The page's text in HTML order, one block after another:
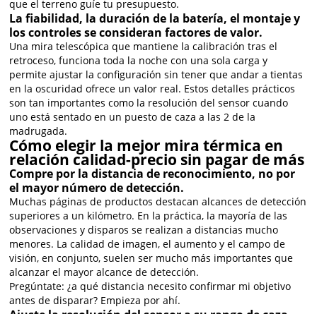
que el terreno guíe tu presupuesto.
La fiabilidad, la duración de la batería, el montaje y
los controles se consideran factores de valor.
Una mira telescópica que mantiene la calibración tras el
retroceso, funciona toda la noche con una sola carga y
permite ajustar la configuración sin tener que andar a tientas
en la oscuridad ofrece un valor real. Estos detalles prácticos
son tan importantes como la resolución del sensor cuando
uno está sentado en un puesto de caza a las 2 de la
madrugada.
Cómo elegir la mejor mira térmica en
relación calidad-precio sin pagar de más
Compre por la distancia de reconocimiento, no por
el mayor número de detección.
Muchas páginas de productos destacan alcances de detección
superiores a un kilómetro. En la práctica, la mayoría de las
observaciones y disparos se realizan a distancias mucho
menores. La calidad de imagen, el aumento y el campo de
visión, en conjunto, suelen ser mucho más importantes que
alcanzar el mayor alcance de detección.
Pregúntate: ¿a qué distancia necesito confirmar mi objetivo
antes de disparar? Empieza por ahí.